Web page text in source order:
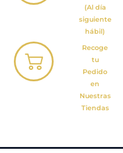
(Al día
siguiente
hábil)
Recoge
tu
Pedido
en
Nuestras
Tiendas